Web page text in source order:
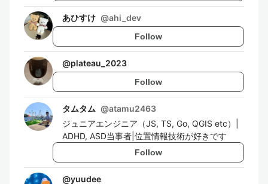
あひすけ @ahi_dev
Follow
@plateau_2023
Follow
タムタム @atamu2463
ジュニアエンジニア（JS, TS, Go, QGIS etc）|
ADHD, ASD当事者|位置情報技術が好きです
Follow
@yuudee